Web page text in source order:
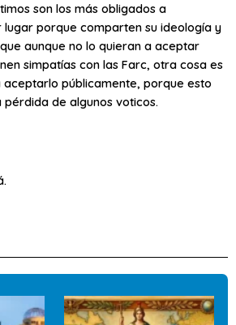
son los más obligados a
porque comparten su ideología y
aunque no lo quieran a aceptar
simpatías con las Farc, otra cosa es
aceptarlo públicamente, porque esto
de algunos voticos.